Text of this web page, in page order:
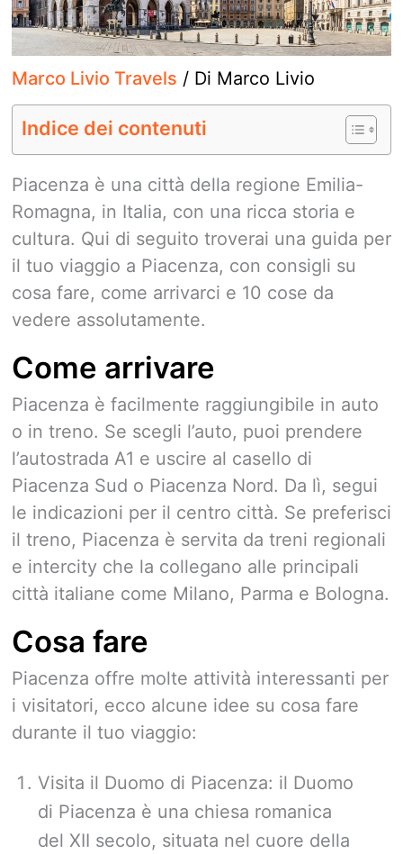
Marco Livio Travels / Di Marco Livio
Indice dei contenuti
Piacenza è una città della regione Emilia-
Romagna, in Italia, con una ricca storia e
cultura. Qui di seguito troverai una guida per
il tuo viaggio a Piacenza, con consigli su
cosa fare, come arrivarci e 10 cose da
vedere assolutamente.
Come arrivare
Piacenza è facilmente raggiungibile in auto
o in treno. Se scegli l’auto, puoi prendere
l’autostrada A1 e uscire al casello di
Piacenza Sud o Piacenza Nord. Da lì, segui
le indicazioni per il centro città. Se preferisci
il treno, Piacenza è servita da treni regionali
e intercity che la collegano alle principali
città italiane come Milano, Parma e Bologna.
Cosa fare
Piacenza offre molte attività interessanti per
i visitatori, ecco alcune idee su cosa fare
durante il tuo viaggio:
Visita il Duomo di Piacenza: il Duomo
di Piacenza è una chiesa romanica
del XII secolo, situata nel cuore della